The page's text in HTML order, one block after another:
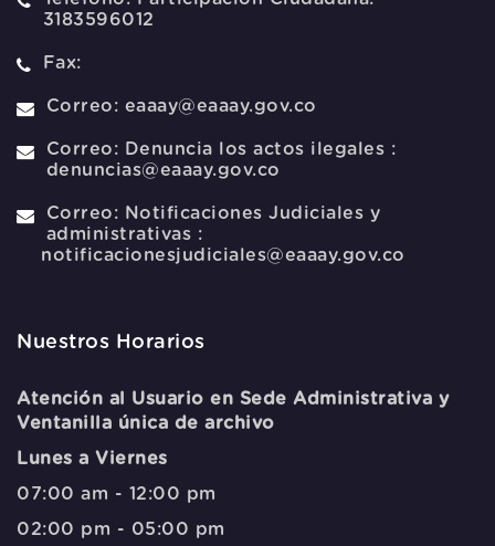
3183596012
Fax:
Correo: eaaay@eaaay.gov.co
Correo: Denuncia los actos ilegales :
denuncias@eaaay.gov.co
Correo: Notificaciones Judiciales y
administrativas :
notificacionesjudiciales@eaaay.gov.co
Nuestros Horarios
Atención al Usuario en Sede Administrativa y
Ventanilla única de archivo
Lunes a Viernes
07:00 am - 12:00 pm
02:00 pm - 05:00 pm